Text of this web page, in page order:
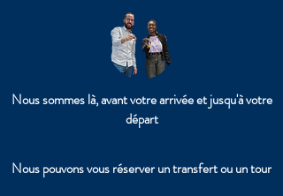
Nous sommes là, avant votre arrivée et jusqu'à votre
départ
Nous pouvons vous réserver un transfert ou un tour